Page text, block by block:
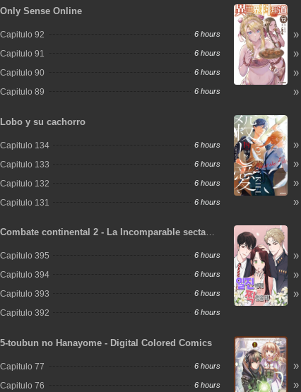
Only Sense Online
Capitulo 92 6 hours
Capitulo 91 6 hours
Capitulo 90 6 hours
Capitulo 89 6 hours
Lobo y su cachorro
Capitulo 134 6 hours
Capitulo 133 6 hours
Capitulo 132 6 hours
Capitulo 131 6 hours
Combate continental 2 - La Incomparable secta
Capitulo 395 6 hours
Capitulo 394 6 hours
Capitulo 393 6 hours
Capitulo 392 6 hours
5-toubun no Hanayome - Digital Colored Comics
Capitulo 77 6 hours
Capitulo 76 6 hours